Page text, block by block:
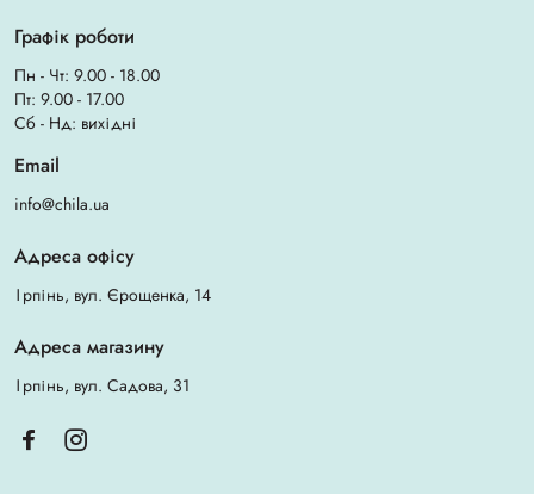
Графік роботи
Пн - Чт: 9.00 - 18.00
Пт: 9.00 - 17.00
Сб - Нд: вихідні
Email
info@chila.ua
Адреса офісу
Ірпінь, вул. Єрощенка, 14
Адреса магазину
Ірпінь, вул. Садова, 31